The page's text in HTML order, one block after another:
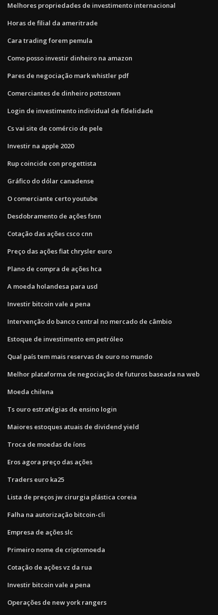
Melhores propriedades de investimento internacional
Horas de filial da ameritrade
Cara trading forem pemula
Como posso investir dinheiro na amazon
Pares de negociação mark whistler pdf
Comerciantes de dinheiro pottstown
Login de investimento individual de fidelidade
Cs vai site de comércio de pele
Investir na apple 2020
Rup coincide con progettista
Gráfico do dólar canadense
O comerciante certo youtube
Desdobramento de ações fsnn
Cotação das ações csco cnn
Preço das ações fiat chrysler euro
Plano de compra de ações hca
A moeda holandesa para usd
Investir bitcoin vale a pena
Intervenção do banco central no mercado de câmbio
Estoque de investimento em petróleo
Qual país tem mais reservas de ouro no mundo
Melhor plataforma de negociação de futuros baseada na web
Moeda chilena
Ts ouro estratégias de ensino login
Maiores estoques atuais de dividend yield
Troca de moedas de íons
Eros agora preço das ações
Traders euro ka25
Lista de preços jw cirurgia plástica coreia
Falha na autorização bitcoin-cli
Empresa de ações slc
Primeiro nome de criptomoeda
Cotação de ações vz da rua
Investir bitcoin vale a pena
Operações de new york rangers